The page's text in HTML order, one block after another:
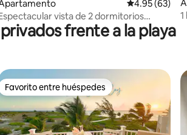
Calificación
4.95 (63)
vista de 2 dormitorios
condominio-The Grandview 205
frente a la playa
Favorito entre huéspedes
Favorito entre huéspedes